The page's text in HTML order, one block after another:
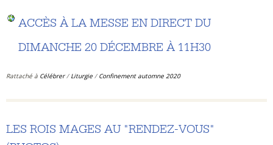
ACCÈS À LA MESSE EN DIRECT DU
DIMANCHE 20 DÉCEMBRE À 11H30
Rattaché à Célébrer / Liturgie / Confinement automne 2020
LES ROIS MAGES AU "RENDEZ-VOUS"